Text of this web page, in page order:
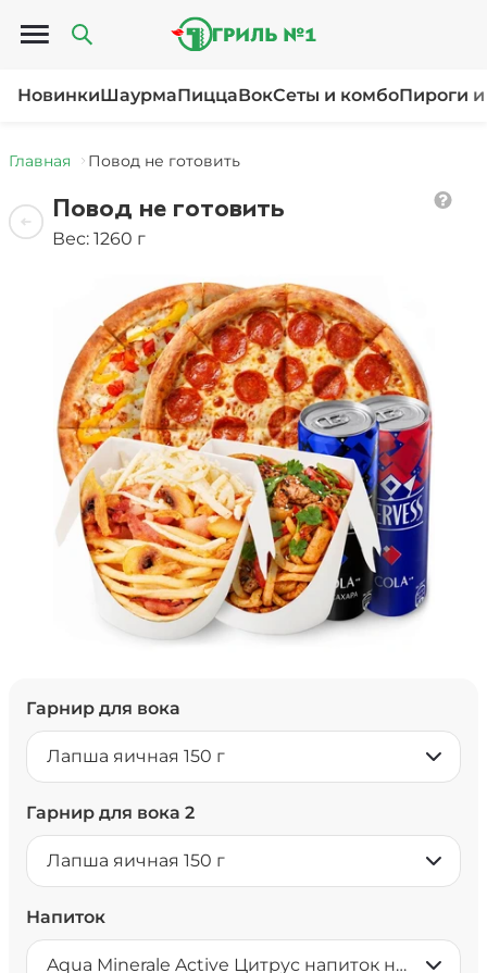
Открыть меню
НовинкиШаурмаПиццаВокСеты и комбоПироги
Главная Повод не готовить
Повод не готовить
Вес: 1260 г
Гарнир для вока
Лапша яичная 150 г
Гарнир для вока 2
Лапша яичная 150 г
Напиток
Aqua Minerale Active Цитрус напиток негазированный 0,5 л